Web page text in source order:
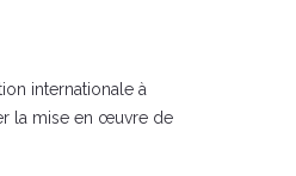
internationale à
la mise en œuvre de